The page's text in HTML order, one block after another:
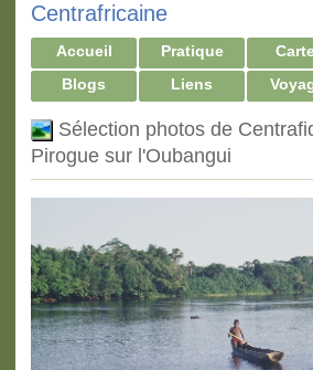
Centrafricaine
Accueil Pratique
Blogs
Liens
Sélection photos de
Pirogue sur l'Oubangui